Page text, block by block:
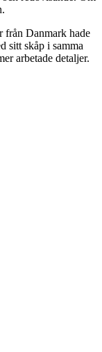
från Danmark hade
sitt skåp i samma
arbetade detaljer.